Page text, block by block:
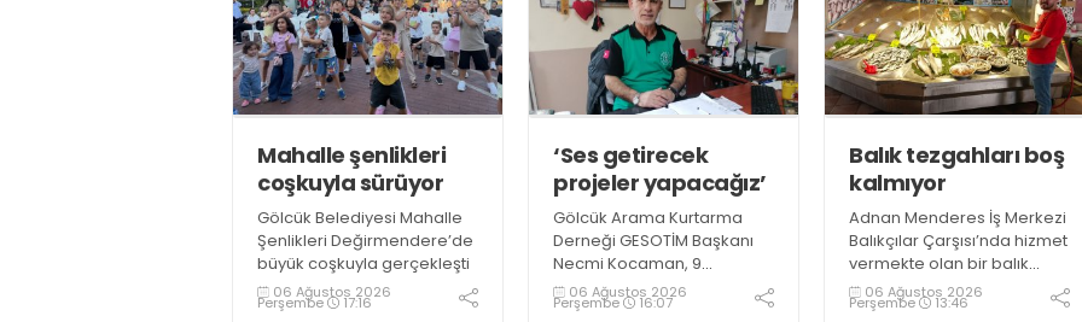
Mahalle şenlikleri
coşkuyla sürüyor
Gölcük Belediyesi Mahalle
Şenlikleri Değirmendere’de
büyük coşkuyla gerçekleşti
06 Ağustos 2026
Perşembe 17:16
‘Ses getirecek
projeler yapacağız’
Gölcük Arama Kurtarma
Derneği GESOTİM Başkanı
Necmi Kocaman, 9
Ağustos’ta gerçekleşecek
sınavın ardından 4. Akredite
06 Ağustos 2026
Perşembe 16:07
Balık tezgahları boş
kalmıyor
Adnan Menderes İş Merkezi
Balıkçılar Çarşısı’nda hizmet
vermekte olan bir balık
restoranının işletme
sahiplerinden Emrah
06 Ağustos 2026
Perşembe 13:46